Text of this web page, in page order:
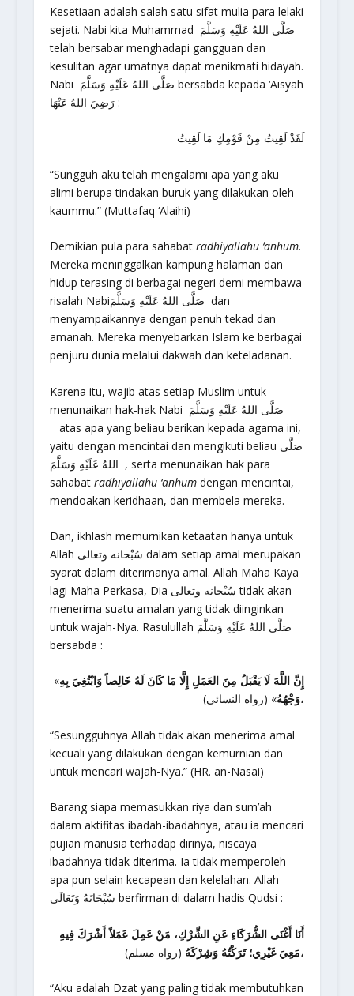
Kesetiaan adalah salah satu sifat mulia para lelaki
sejati. Nabi kita Muhammad صَلَّى اللهُ عَلَيْهِ وَسَلَّمَ
telah bersabar menghadapi gangguan dan
kesulitan agar umatnya dapat menikmati hidayah.
Nabi صَلَّى اللهُ عَلَيْهِ وَسَلَّمَ bersabda kepada ‘Aisyah
رَضِيَ اللهُ عَنْهَا :
لَقَدْ لَقِيتُ مِنْ قَوْمِكِ مَا لَقِيتُ
“Sungguh aku telah mengalami apa yang aku
alimi berupa tindakan buruk yang dilakukan oleh
kaummu.” (Muttafaq ‘Alaihi)
Demikian pula para sahabat radhiyallahu ‘anhum.
Mereka meninggalkan kampung halaman dan
hidup terasing di berbagai negeri demi membawa
risalah Nabiصَلَّى اللهُ عَلَيْهِ وَسَلَّمَ dan
menyampaikannya dengan penuh tekad dan
amanah. Mereka menyebarkan Islam ke berbagai
penjuru dunia melalui dakwah dan keteladanan.
Karena itu, wajib atas setiap Muslim untuk
menunaikan hak-hak Nabi صَلَّى اللهُ عَلَيْهِ وَسَلَّمَ
atas apa yang beliau berikan kepada agama ini,
yaitu dengan mencintai dan mengikuti beliau صَلَّى
اللهُ عَلَيْهِ وَسَلَّمَ , serta menunaikan hak para
sahabat radhiyallahu ‘anhumdengan mencintai,
mendoakan keridhaan, dan membela mereka.
Dan, ikhlash memurnikan ketaatan hanya untuk
Allah سُبْحانه وتعالى dalam setiap amal merupakan
syarat dalam diterimanya amal. Allah Maha Kaya
lagi Maha Perkasa, Dia سُبْحانه وتعالى tidak akan
menerima suatu amalan yang tidak diinginkan
untuk wajah-Nya. Rasulullah صَلَّى اللهُ عَلَيْهِ وَسَلَّمَ
bersabda :
«إِنَّ اللَّهَ لَا يَقْبَلُ مِنَ العَمَلِ إِلَّا مَا كَانَ لَهُ خَالِصاً وَابْتُغِيَ بِهِ
وَجْهُهُ» (رواه النسائي)،
“Sesungguhnya Allah tidak akan menerima amal
kecuali yang dilakukan dengan kemurnian dan
untuk mencari wajah-Nya.” (HR. an-Nasai)
Barang siapa memasukkan riya dan sum’ah
dalam aktifitas ibadah-ibadahnya, atau ia mencari
pujian manusia terhadap dirinya, niscaya
ibadahnya tidak diterima. Ia tidak memperoleh
apa pun selain kecapean dan kelelahan. Allah
سُبْحَانَهُ وَتَعَالَى berfirman di dalam hadis Qudsi :
أَنَا أَغْنَى الشُّرَكَاءِ عَنِ الشِّرْكِ، مَنْ عَمِلَ عَمَلاً أَشْرَكَ فِيهِ
مَعِيَ غَيْرِي؛ تَرَكْتُهُ وَشِرْكَهُ(رواه مسلم)،
“Aku adalah Dzat yang paling tidak membutuhkan